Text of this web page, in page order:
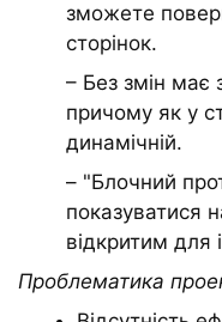
зможете
сторінок.
– Без змін має
причому як у
динамічній.
– "Блочний
показуватися
відкритим для
Проблематика